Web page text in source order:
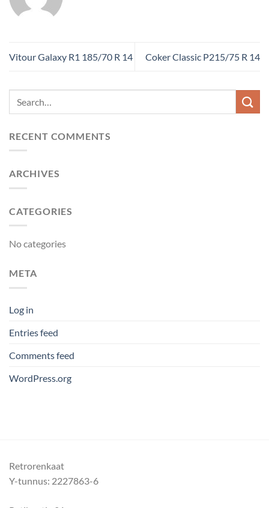
Vitour Galaxy R1 185/70 R 14 Coker Classic P215/75 R 14
RECENT COMMENTS
ARCHIVES
CATEGORIES
No categories
META
Log in
Entries feed
Comments feed
WordPress.org
Retrorenkaat
Y-tunnus: 2227863-6